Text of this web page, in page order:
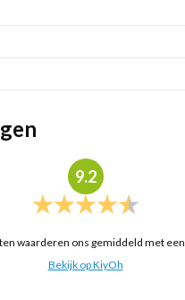
9.2
waarderen ons gemiddeld met een
Bekijk op KiyOh